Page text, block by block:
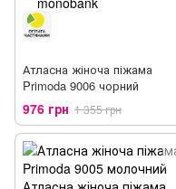
Атласна жіноча піжама
Primoda 9006 чорний
976 грн 1 355 грн